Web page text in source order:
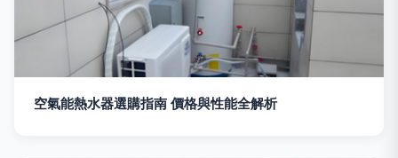
空氣能熱水器選購指南 價格與性能全解析